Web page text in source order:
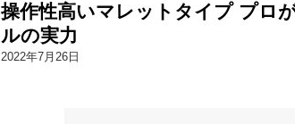
操作性高いマレットタイプ プロ
ルの実力
2022年7月26日